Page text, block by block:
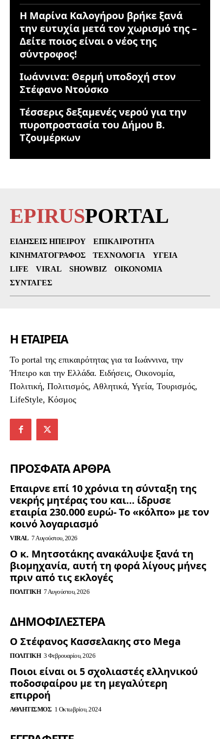
Η Μαρίνα Καλογήρου βρήκε ξανά
την ευτυχία μετά τον χωρισμό της –
Δείτε ποιος είναι ο νέος της
σύντροφος!
Ιωάννινα: Θερμή υποδοχή στον
Στέφανο Ντούσκο
Τέσσερις δεξαμενές νερού για την
πυροπροστασία του Δήμου Β.
Τζουμέρκων
EPIRUSPORTAL
ΕΙΔΉΣΕΙΣ ΗΠΕΊΡΟΥ
ΕΠΙΚΑΙΡΌΤΗΤΑ
ΚΙΝΗΜΑΤΟΓΡΆΦΟΣ
ΤΕΧΝΟΛΟΓΊΑ
ΥΓΕΊΑ
LIFE
VIRAL SHOWBIZ
ΟΙΚΟΝΟΜΊΑ
ΣΥΝΤΑΓΈΣ
Η ΕΤΑΙΡΕΙΑ
To portal της επικαιρότητας για τα Ιωάννινα, την
Ήπειρο και την Ελλάδα. Ειδήσεις, Οικονομία,
Πολιτική, Πολιτισμός, Αθλητικά, Υγεία, Τουρισμός,
LifeStyle, Κόσμος
ΠΡΟΣΦΑΤΑ ΑΡΘΡΑ
Επαιρνε επί 10 χρόνια τη σύνταξη της
νεκρής μητέρας του και… ίδρυσε
εταιρία 230.000 ευρώ- Το «κόλπο» με τον
κοινό λογαριασμό
VIRAL 7 Αυγούστου, 2026
Ο κ. Μητσοτάκης ανακάλυψε ξανά τη
βιομηχανία, αυτή τη φορά λίγους μήνες
πριν από τις εκλογές
ΠΟΛΙΤΙΚΉ 7 Αυγούστου, 2026
ΔΗΜΟΦΙΛΈΣΤΕΡΑ
Ο Στέφανος Κασσελακης στο Mega
ΠΟΛΙΤΙΚΉ 3 Φεβρουαρίου, 2026
Ποιοι είναι οι 5 σχολιαστές ελληνικού
ποδοσφαίρου με τη μεγαλύτερη
επιρροή
ΑΘΛΗΤΙΣΜΌΣ 1 Οκτωβρίου, 2024